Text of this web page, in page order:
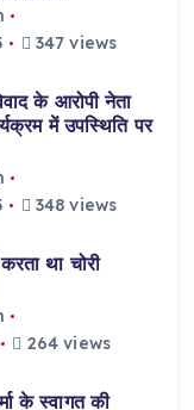
347 views
के आरोपी नेता
में उपस्थिति पर
348 views
था चोरी
264 views
के स्वागत की